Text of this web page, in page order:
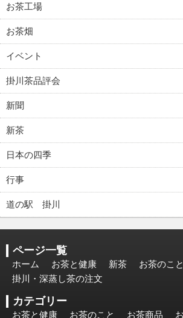
お茶工場
お茶畑
イベント
掛川茶品評会
新聞
新茶
日本の四季
行事
道の駅 掛川
ページ一覧
ホーム お茶と健康 新茶
お茶のこと
掛川・深蒸し茶の注文
カテゴリー
お茶と健康 お茶のこと お茶商品